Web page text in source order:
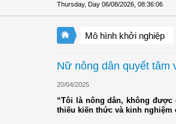
Thursday, Day 06/08/2026 08:36:08
Mô hình khởi nghiệp
Nữ nông dân quyết tâm
20/04/2025
“Tôi là nông dân, không
thiếu kiến thức và kinh nghiệm